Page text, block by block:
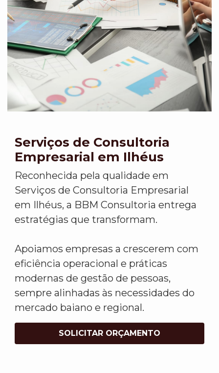
Serviços de Consultoria
Empresarial em Ilhéus
Reconhecida pela qualidade em
Serviços de Consultoria Empresarial
em Ilhéus, a BBM Consultoria entrega
estratégias que transformam.
Apoiamos empresas a crescerem com
eficiência operacional e práticas
modernas de gestão de pessoas,
sempre alinhadas às necessidades do
mercado baiano e regional.
SOLICITAR ORÇAMENTO